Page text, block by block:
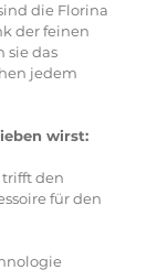
die Florina
der feinen
sie das
jedem
wirst:
trifft den
für den